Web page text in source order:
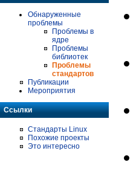
Обнаруженные
проблемы
Проблемы в
ядре
Проблемы
библиотек
Проблемы
стандартов
Публикации
Мероприятия
Ссылки
Стандарты Linux
Похожие проекты
Это интересно